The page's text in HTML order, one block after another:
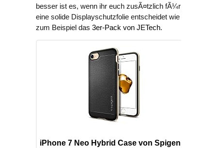
besser ist es, wenn ihr euch zusÃ¤tzlich fÃ¼r
eine solide Displayschutzfolie entscheidet wie
zum Beispiel das 3er-Pack von JETech.
iPhone 7 Neo Hybrid Case von Spigen: